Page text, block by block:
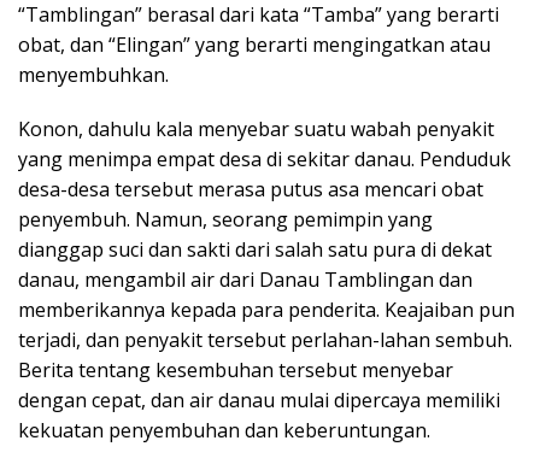
“Tamblingan” berasal dari kata “Tamba” yang berarti
obat, dan “Elingan” yang berarti mengingatkan atau
menyembuhkan.
Konon, dahulu kala menyebar suatu wabah penyakit
yang menimpa empat desa di sekitar danau. Penduduk
desa-desa tersebut merasa putus asa mencari obat
penyembuh. Namun, seorang pemimpin yang
dianggap suci dan sakti dari salah satu pura di dekat
danau, mengambil air dari Danau Tamblingan dan
memberikannya kepada para penderita. Keajaiban pun
terjadi, dan penyakit tersebut perlahan-lahan sembuh.
Berita tentang kesembuhan tersebut menyebar
dengan cepat, dan air danau mulai dipercaya memiliki
kekuatan penyembuhan dan keberuntungan.